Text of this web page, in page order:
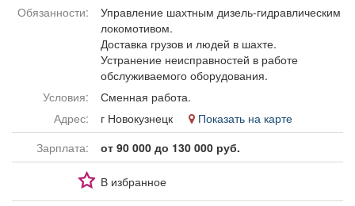
Поздравления Погода
ТВ программа Я - пенсионер
Обязанности:
Управление шахтным дизель-гидравлическим
локомотивом.
Доставка грузов и людей в шахте.
Устранение неисправностей в работе
обслуживаемого оборудования.
Условия:
Сменная работа.
Адрес:
г Новокузнецк
Показать на карте
Зарплата:
от 90 000 до 130 000 руб.
В избранное